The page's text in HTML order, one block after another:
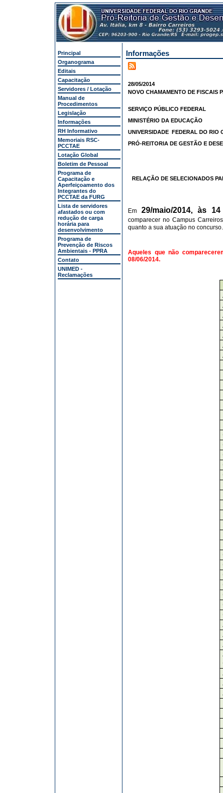
Principal
Organograma
Editais
Capacitação
Servidores / Lotação
Manual de
Procedimentos
Legislação
Informações
RH Informativo
Memoriais RSC-
PCCTAE
Lotação Global
Boletim de Pessoal
Programa de
Capacitação e
Aperfeiçoamento dos
Integrantes do
PCCTAE da FURG
Lista de servidores
afastados ou com
redução de carga
horária para
desenvolvimento
Programa de
Prevenção de Riscos
Ambientais - PPRA
Contato
UNIMED -
Reclamações
Informações
28/05/2014
NOVO CHAMAMENTO DE FISCAIS
SERVIÇO PÚBLICO FEDERAL
MINISTÉRIO DA EDUCAÇÃO
UNIVERSIDADE FEDERAL DO RIO
PRÓ-REITORIA DE GESTÃO E
RELAÇÃO DE SELECIONADOS
Em 29/maio/2014, às
comparecer no Campus Carreiros
quanto a sua atuação no concurso.
Aqueles que não
08/06/2014.